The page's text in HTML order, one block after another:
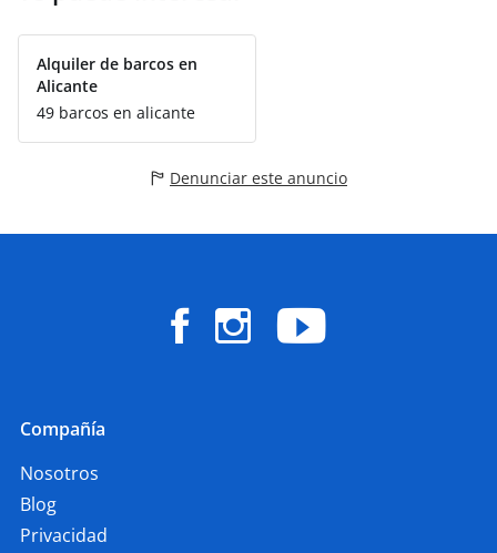
Alquiler de barcos en
Alicante
49 barcos en alicante
Denunciar este anuncio
Compañía
Nosotros
Blog
Privacidad